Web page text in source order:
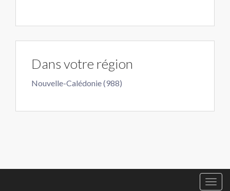
Dans votre région
Nouvelle-Calédonie (988)